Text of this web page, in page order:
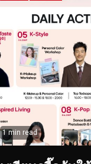
1 min read